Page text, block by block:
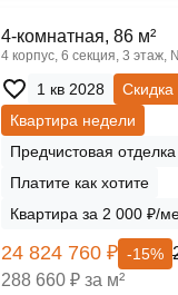
4-комнатная, 86 м²
4 корпус, 6 секция, 3 этаж,
1 кв 2028
Скидка
Квартира недели
Предчистовая отделка
Платите как хотите
Квартира за 2 000 ₽/
24 824 760 ₽ -15%
288 660 ₽ за м²